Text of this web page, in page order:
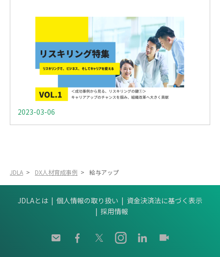
2023-03-06
JDLA > DX人材育成事例 > 給与アップ
JDLAとは 個人情報の取り扱い
資金決済法に基づく表示
採用情報